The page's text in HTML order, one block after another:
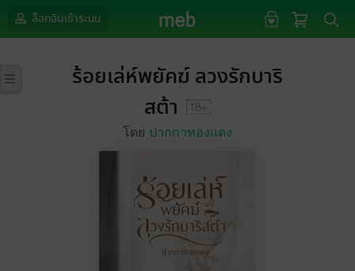
ล็อกอินเข้าระบบ
ร้อยเล่ห์พยัคฆ์ ลวงรักบาริ
สต้า
โดย ปากกาทองแดง